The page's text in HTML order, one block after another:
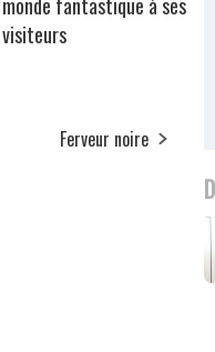
visiteurs
Ferveur noire